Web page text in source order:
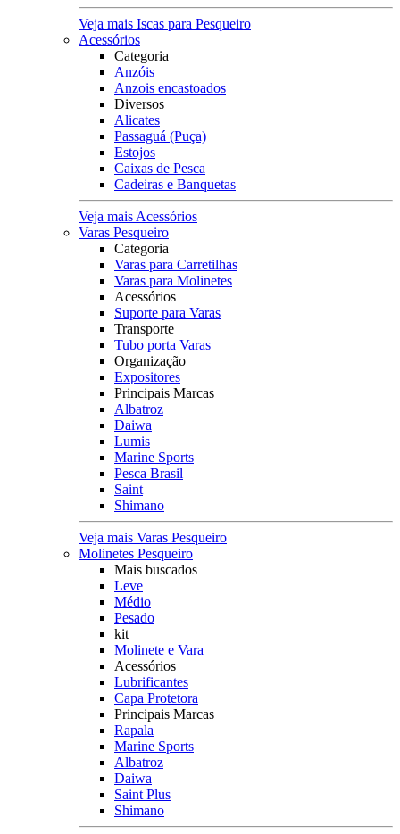
Veja mais Iscas para Pesqueiro
Acessórios
Categoria
Anzóis
Anzois encastoados
Diversos
Alicates
Passaguá (Puça)
Estojos
Caixas de Pesca
Cadeiras e Banquetas
Veja mais Acessórios
Varas Pesqueiro
Categoria
Varas para Carretilhas
Varas para Molinetes
Acessórios
Suporte para Varas
Transporte
Tubo porta Varas
Organização
Expositores
Principais Marcas
Albatroz
Daiwa
Lumis
Marine Sports
Pesca Brasil
Saint
Shimano
Veja mais Varas Pesqueiro
Molinetes Pesqueiro
Mais buscados
Leve
Médio
Pesado
kit
Molinete e Vara
Acessórios
Lubrificantes
Capa Protetora
Principais Marcas
Rapala
Marine Sports
Albatroz
Daiwa
Saint Plus
Shimano